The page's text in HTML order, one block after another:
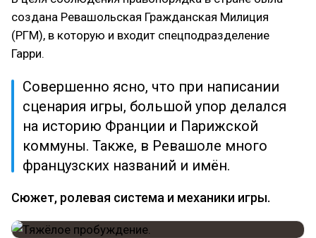
создана Ревашольская Гражданская Милиция
(РГМ), в которую и входит спецподразделение
Гарри.
Совершенно ясно, что при написании
сценария игры, большой упор делался
на историю Франции и Парижской
коммуны. Также, в Ревашоле много
французских названий и имён.
Сюжет, ролевая система и механики игры.